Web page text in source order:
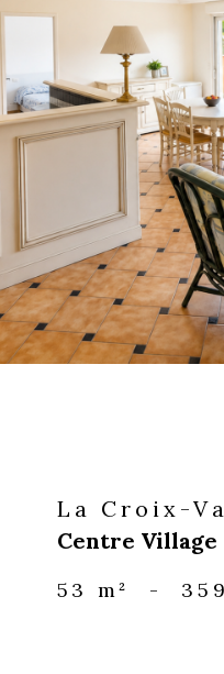
La Croix-
Centre Village
53 m² -